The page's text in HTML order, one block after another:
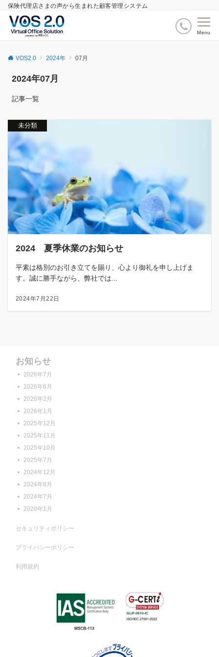
保険代理店さまの声から生まれた顧客管理システム
Menu
VOS2.0 2024年 07月
2024年07月
記事一覧
未分類
2024 夏季休業のお知らせ
平素は格別のお引き立てを賜り、心より御礼を申し上げま
す。誠に勝手ながら、弊社では...
2024年7月22日
お知らせ
2026年7月
2026年6月
2026年2月
2026年1月
2025年12月
2025年11月
2025年10月
2025年7月
2024年12月
2024年8月
2024年7月
2020年1月
セキュリティポリシー
プライバシーポリシー
利用規約